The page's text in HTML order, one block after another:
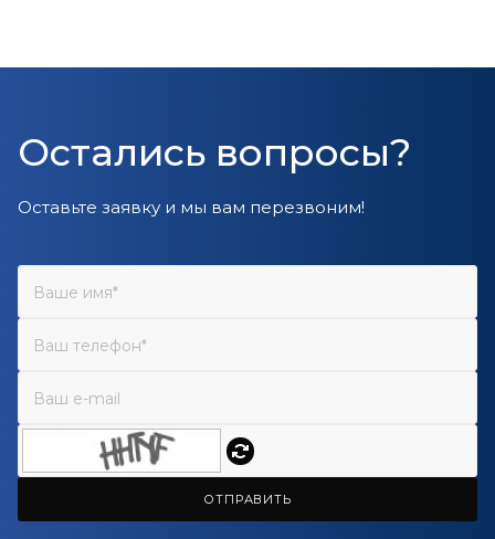
Остались вопросы?
Оставьте заявку и мы вам перезвоним!
ОТПРАВИТЬ